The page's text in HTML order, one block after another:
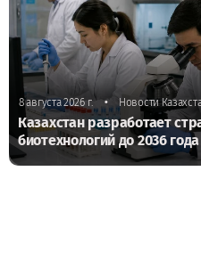
8 августа 2026 г. • Новости
Казахстан разработает
биотехнологий до 2036 года